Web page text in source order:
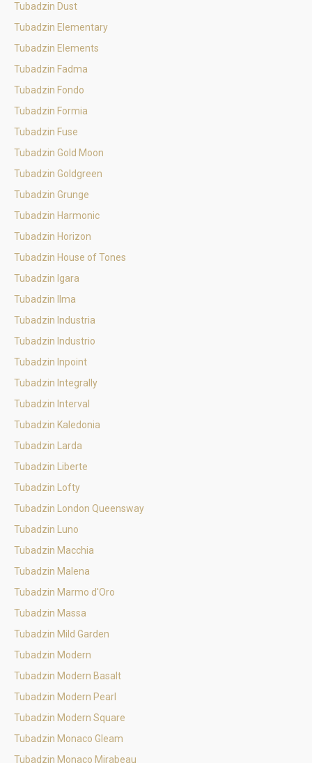
Tubadzin Dust
Tubadzin Elementary
Tubadzin Elements
Tubadzin Fadma
Tubadzin Fondo
Tubadzin Formia
Tubadzin Fuse
Tubadzin Gold Moon
Tubadzin Goldgreen
Tubadzin Grunge
Tubadzin Harmonic
Tubadzin Horizon
Tubadzin House of Tones
Tubadzin Igara
Tubadzin Ilma
Tubadzin Industria
Tubadzin Industrio
Tubadzin Inpoint
Tubadzin Integrally
Tubadzin Interval
Tubadzin Kaledonia
Tubadzin Larda
Tubadzin Liberte
Tubadzin Lofty
Tubadzin London Queensway
Tubadzin Luno
Tubadzin Macchia
Tubadzin Malena
Tubadzin Marmo d'Oro
Tubadzin Massa
Tubadzin Mild Garden
Tubadzin Modern
Tubadzin Modern Basalt
Tubadzin Modern Pearl
Tubadzin Modern Square
Tubadzin Monaco Gleam
Tubadzin Monaco Mirabeau